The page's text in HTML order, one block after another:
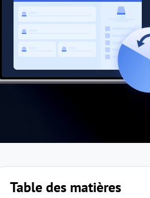
Table des matières